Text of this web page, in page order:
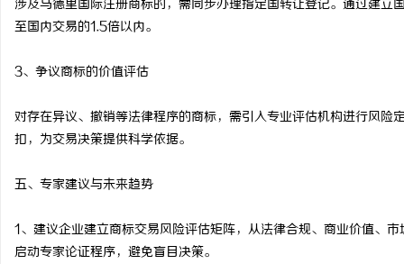
涉及马德里国际注册商标的，需同步办理指定国转让登记。通过建
至国内交易的1.5倍以内。
3、争议商标的价值评估
对存在异议、撤销等法律程序的商标，需引入专业评估机构进行风
扣，为交易决策提供科学依据。
五、专家建议与未来趋势
1、建议企业建立商标交易风险评估矩阵，从法律合规、商业价值、
启动专家论证程序，避免盲目决策。